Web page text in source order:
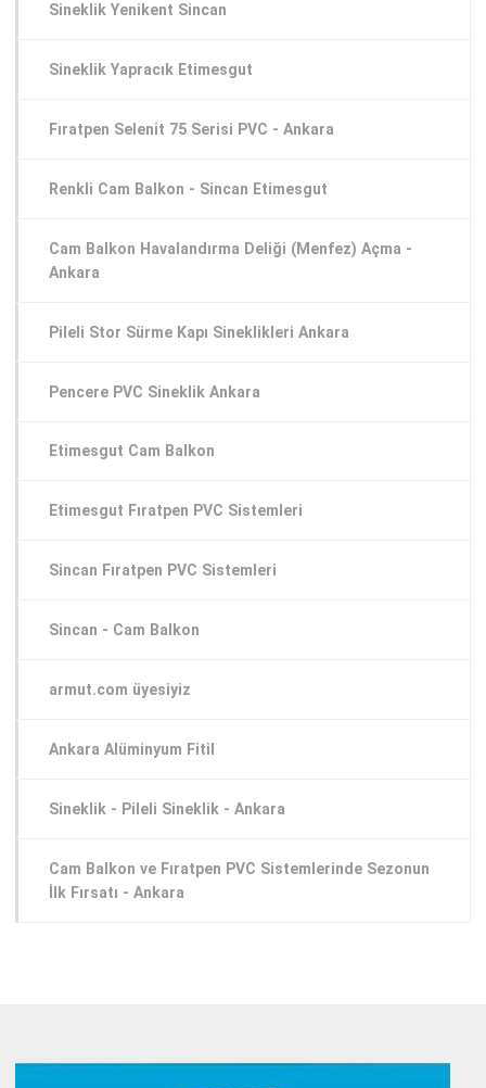
Sineklik Yenikent Sincan
Sineklik Yapracık Etimesgut
Fıratpen Selenit 75 Serisi PVC - Ankara
Renkli Cam Balkon - Sincan Etimesgut
Cam Balkon Havalandırma Deliği (Menfez) Açma -
Ankara
Pileli Stor Sürme Kapı Sineklikleri Ankara
Pencere PVC Sineklik Ankara
Etimesgut Cam Balkon
Etimesgut Fıratpen PVC Sistemleri
Sincan Fıratpen PVC Sistemleri
Sincan - Cam Balkon
armut.com üyesiyiz
Ankara Alüminyum Fitil
Sineklik - Pileli Sineklik - Ankara
Cam Balkon ve Fıratpen PVC Sistemlerinde Sezonun
İlk Fırsatı - Ankara